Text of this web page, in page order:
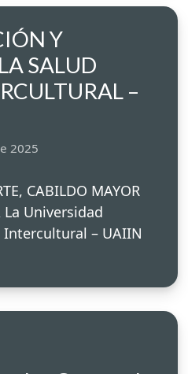
Y
SALUD
–
2025
CABILDO MAYOR
La Universidad
– UAIIN